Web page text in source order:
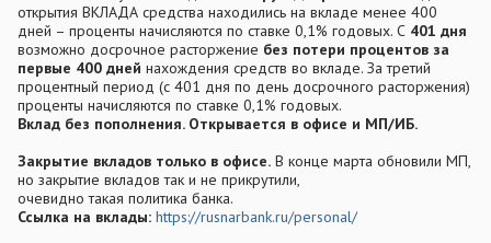
открытия ВКЛАДА средства находились на вкладе менее 400
дней – проценты начисляются по ставке 0,1% годовых. С 401 дня
возможно досрочное расторжение без потери процентов за
первые 400 дней нахождения средств во вкладе. За третий
процентный период (с 401 дня по день досрочного расторжения)
проценты начисляются по ставке 0,1% годовых.
Вклад без пополнения. Открывается в офисе и МП/ИБ.
Закрытие вкладов только в офисе. В конце марта обновили МП,
но закрытие вкладов так и не прикрутили,
очевидно такая политика банка.
Ссылка на вклады: https://rusnarbank.ru/personal/